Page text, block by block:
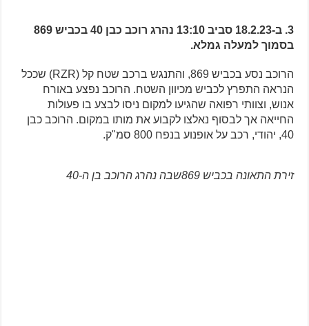
3. ב-18.2.23 סביב 13:10 נהרג רוכב כבן 40 בכביש 869
בסמוך למעלה גמלא.
הרוכב נסע בכביש 869, והתנגש ברכב שטח קל (RZR) שככל
הנראה התפרץ לכביש מכיוון השטח. הרוכב נפצע באורח
אנוש, וצוותי רפואה שהגיעו למקום ניסו לבצע בו פעולות
החייאה אך לבסוף נאלצו לקבוע את מותו במקום. הרוכב כבן
40, יהודי, רכב על אופנוע בנפח 800 סמ"ק.
זירת התאונה בכביש 869שבה נהרג הרוכב בן ה-40